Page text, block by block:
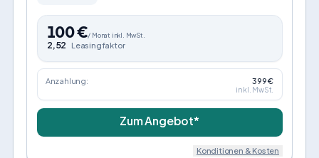
100€/ Monat inkl. MwSt.
2,52 Leasingfaktor
Anzahlung: 399 €
inkl. MwSt.
Zum Angebot*
Konditionen & Kosten